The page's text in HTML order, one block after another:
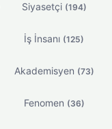
Siyasetçi (194)
İş İnsanı (125)
Akademisyen (73)
Fenomen (36)